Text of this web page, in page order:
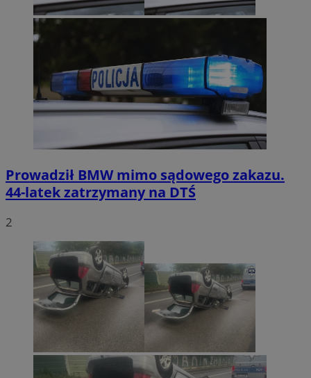
Prowadził BMW mimo sądowego zakazu.
44-latek zatrzymany na DTŚ
2